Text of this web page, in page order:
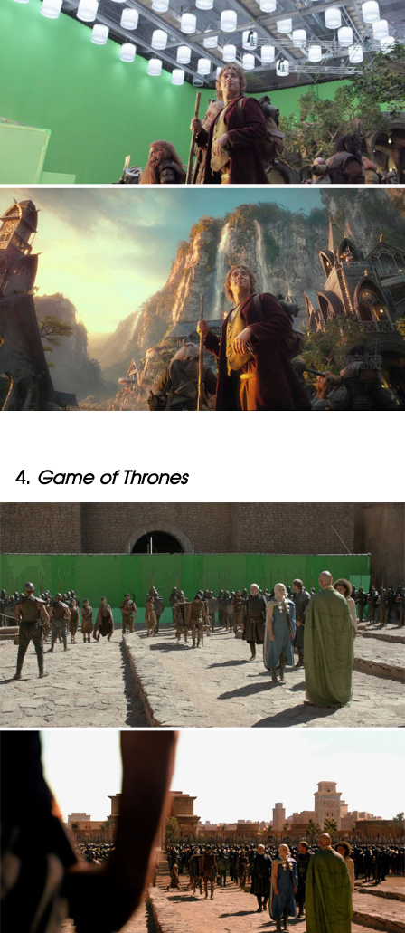
4. Game of Thrones